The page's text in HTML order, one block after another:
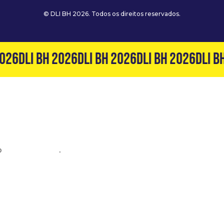
© DLI BH 2026. Todos os direitos reservados.
DLI BH 2026DLI BH 2026DLI BH 2026DLI
.